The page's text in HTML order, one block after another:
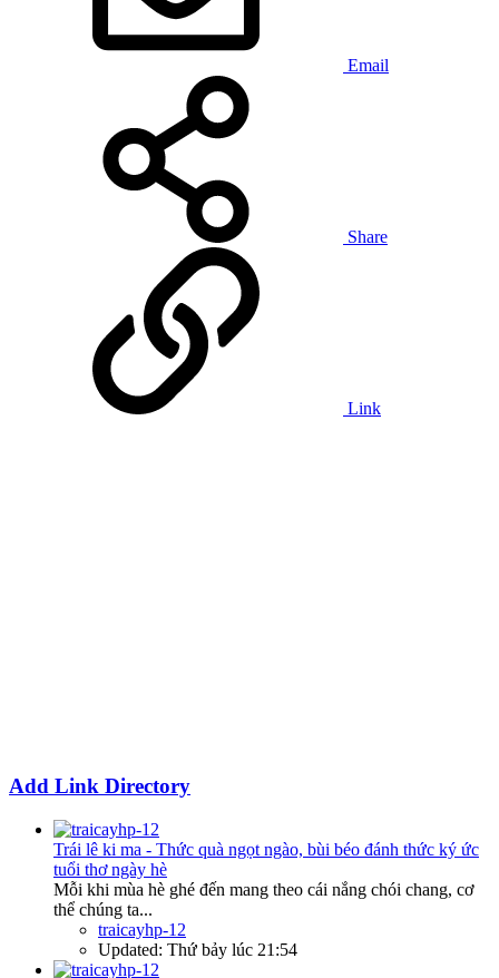
Email
Share
Link
Add Link Directory
Trái lê ki ma - Thức quà ngọt ngào, bùi béo đánh thức ký ức
tuổi thơ ngày hè
Mỗi khi mùa hè ghé đến mang theo cái nắng chói chang, cơ
thể chúng ta...
traicayhp-12
Updated: Thứ bảy lúc 21:54